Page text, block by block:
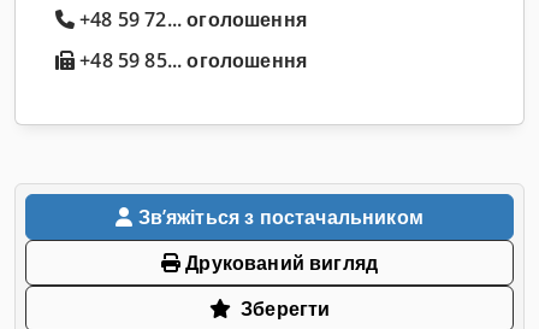
+48 59 72... оголошення
+48 59 85... оголошення
Звʼяжіться з постачальником
Друкований вигляд
Зберегти